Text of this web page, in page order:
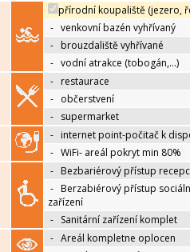
přírodní koupaliště (jezero,
- venkovní bazén vyhřívaný
- brouzdaliště vyhřívané
- vodní atrakce (tobogán,…)
- restaurace
- občerstvení
- supermarket
- internet point-počitač k
- WiFi- areál pokryt min 80%
- Bezbariérový přístup
- Berzabiérový přístup
zařízení
- Sanitární zařízení komplet
- Areál kompletne oplocen